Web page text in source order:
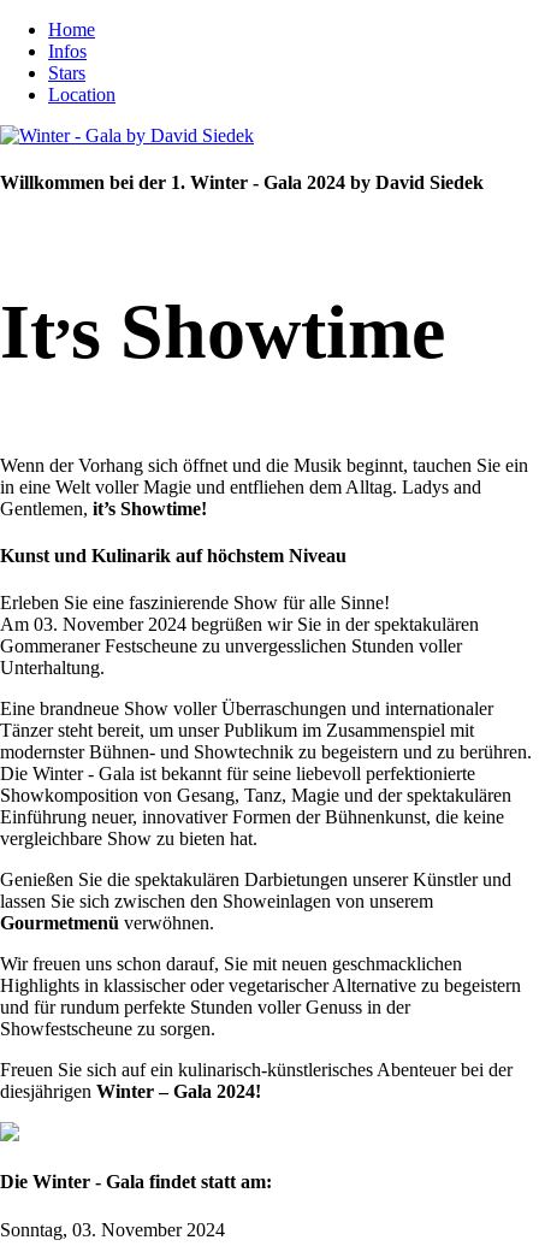
Home
Infos
Stars
Location
Willkommen bei der 1. Winter - Gala 2024 by David Siedek
It,s Showtime
Wenn der Vorhang sich öffnet und die Musik beginnt, tauchen Sie ein
in eine Welt voller Magie und entfliehen dem Alltag. Ladys and
Gentlemen, it’s Showtime!
Kunst und Kulinarik auf höchstem Niveau
Erleben Sie eine faszinierende Show für alle Sinne!
Am 03. November 2024 begrüßen wir Sie in der spektakulären
Gommeraner Festscheune zu unvergesslichen Stunden voller
Unterhaltung.
Eine brandneue Show voller Überraschungen und internationaler
Tänzer steht bereit, um unser Publikum im Zusammenspiel mit
modernster Bühnen- und Showtechnik zu begeistern und zu berühren.
Die Winter - Gala ist bekannt für seine liebevoll perfektionierte
Showkomposition von Gesang, Tanz, Magie und der spektakulären
Einführung neuer, innovativer Formen der Bühnenkunst, die keine
vergleichbare Show zu bieten hat.
Genießen Sie die spektakulären Darbietungen unserer Künstler und
lassen Sie sich zwischen den Showeinlagen von unserem
Gourmetmenü verwöhnen.
Wir freuen uns schon darauf, Sie mit neuen geschmacklichen
Highlights in klassischer oder vegetarischer Alternative zu begeistern
und für rundum perfekte Stunden voller Genuss in der
Showfestscheune zu sorgen.
Freuen Sie sich auf ein kulinarisch-künstlerisches Abenteuer bei der
diesjährigen Winter – Gala 2024!
Die Winter - Gala findet statt am:
Sonntag, 03. November 2024